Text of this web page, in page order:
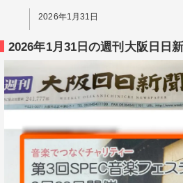
2026年1月31日
2026年1月31日の週刊大阪日日